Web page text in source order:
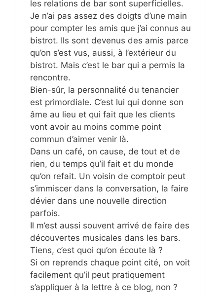
les relations de bar sont superficielles.
Je n’ai pas assez des doigts d’une main
pour compter les amis que j’ai connus au
bistrot. Ils sont devenus des amis parce
qu’on s’est vus, aussi, à l’extérieur du
bistrot. Mais c’est le bar qui a permis la
rencontre.
Bien-sûr, la personnalité du tenancier
est primordiale. C’est lui qui donne son
âme au lieu et qui fait que les clients
vont avoir au moins comme point
commun d’aimer venir là.
Dans un café, on cause, de tout et de
rien, du temps qu’il fait et du monde
qu’on refait. Un voisin de comptoir peut
s’immiscer dans la conversation, la faire
dévier dans une nouvelle direction
parfois.
Il m’est aussi souvent arrivé de faire des
découvertes musicales dans les bars.
Tiens, c’est quoi qu’on écoute là ?
Si on reprends chaque point cité, on voit
facilement qu’il peut pratiquement
s’appliquer à la lettre à ce blog, non ?